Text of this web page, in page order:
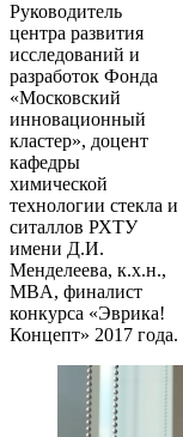
Руководитель
центра развития
исследований и
разработок Фонда
«Московский
инновационный
кластер», доцент
кафедры
химической
технологии стекла и
ситаллов РХТУ
имени Д.И.
Менделеева, к.х.н.,
MBA, финалист
конкурса «Эврика!
Концепт» 2017 года.